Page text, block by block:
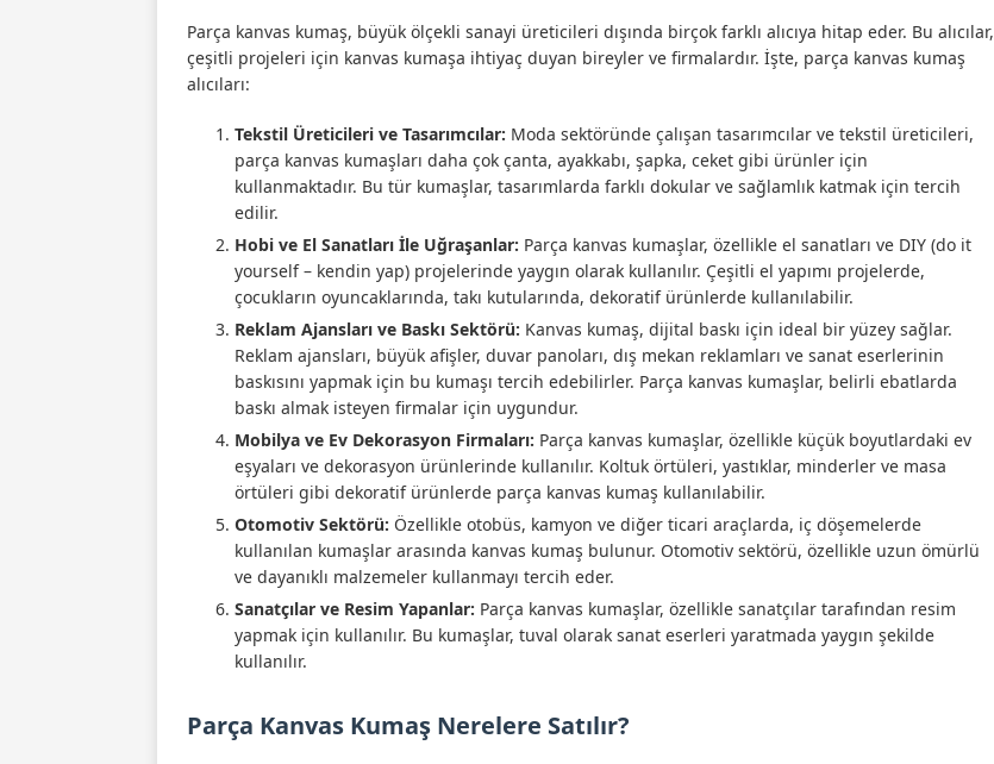
Parça kanvas kumaş, büyük ölçekli sanayi üreticileri dışında birçok farklı alıcıya hitap eder. Bu alıcılar,
çeşitli projeleri için kanvas kumaşa ihtiyaç duyan bireyler ve firmalardır. İşte, parça kanvas kumaş
alıcıları:
Tekstil Üreticileri ve Tasarımcılar: Moda sektöründe çalışan tasarımcılar ve tekstil üreticileri,
parça kanvas kumaşları daha çok çanta, ayakkabı, şapka, ceket gibi ürünler için
kullanmaktadır. Bu tür kumaşlar, tasarımlarda farklı dokular ve sağlamlık katmak için tercih
edilir.
Hobi ve El Sanatları İle Uğraşanlar: Parça kanvas kumaşlar, özellikle el sanatları ve DIY (do it
yourself – kendin yap) projelerinde yaygın olarak kullanılır. Çeşitli el yapımı projelerde,
çocukların oyuncaklarında, takı kutularında, dekoratif ürünlerde kullanılabilir.
Reklam Ajansları ve Baskı Sektörü: Kanvas kumaş, dijital baskı için ideal bir yüzey sağlar.
Reklam ajansları, büyük afişler, duvar panoları, dış mekan reklamları ve sanat eserlerinin
baskısını yapmak için bu kumaşı tercih edebilirler. Parça kanvas kumaşlar, belirli ebatlarda
baskı almak isteyen firmalar için uygundur.
Mobilya ve Ev Dekorasyon Firmaları: Parça kanvas kumaşlar, özellikle küçük boyutlardaki ev
eşyaları ve dekorasyon ürünlerinde kullanılır. Koltuk örtüleri, yastıklar, minderler ve masa
örtüleri gibi dekoratif ürünlerde parça kanvas kumaş kullanılabilir.
Otomotiv Sektörü: Özellikle otobüs, kamyon ve diğer ticari araçlarda, iç döşemelerde
kullanılan kumaşlar arasında kanvas kumaş bulunur. Otomotiv sektörü, özellikle uzun ömürlü
ve dayanıklı malzemeler kullanmayı tercih eder.
Sanatçılar ve Resim Yapanlar: Parça kanvas kumaşlar, özellikle sanatçılar tarafından resim
yapmak için kullanılır. Bu kumaşlar, tuval olarak sanat eserleri yaratmada yaygın şekilde
kullanılır.
Parça Kanvas Kumaş Nerelere Satılır?